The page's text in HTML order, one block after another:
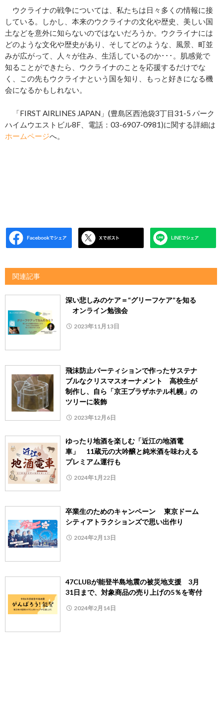
ウクライナの戦争については、私たちは日々多くの情報に接
している。しかし、本来のウクライナの文化や歴史、美しい国
土などを意外に知らないのではないだろうか。ウクライナには
どのような文化や歴史があり、そしてどのような、風景、町並
みが広がって、人々が住み、生活しているのか･･･。肌感覚で
知ることができたら、ウクライナのことを応援するだけでな
く、この先もウクライナという国を知り、もっと好きになる機
会になるかもしれない。
「FIRST AIRLINES JAPAN」(豊島区西池袋3丁目31-5 パーク
ハイムウエストビル8F、電話：03-6907-0981)に関する詳細は
ホームページへ。
関連記事
深い悲しみのケア＝“グリーフケア”を知る
オンライン勉強会
2023年11月13日
飛沫防止パーティションで作ったサステナ
ブルなクリスマスオーナメント 高校生が
制作し、自ら「京王プラザホテル札幌」の
ツリーに装飾
2023年12月6日
ゆったり地酒を楽しむ「近江の地酒電
車」 11蔵元の大吟醸と純米酒を味わえる
プレミアム運行も
2024年1月22日
卒業生のためのキャンペーン 東京ドーム
シティアトラクションズで思い出作り
2024年2月13日
47CLUBが能登半島地震の被災地支援 3月
31日まで、対象商品の売り上げの5％を寄付
2024年2月14日